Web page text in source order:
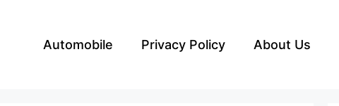
Automobile Privacy Policy About Us